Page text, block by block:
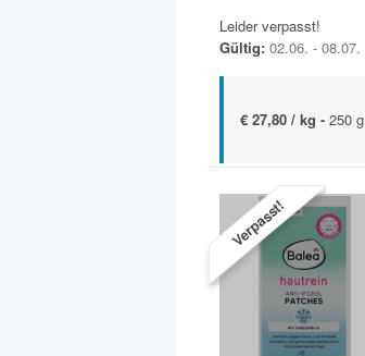
Leider verpasst!
Gültig: 02.06. - 08.07.
€ 27,80 / kg - 250 g
Verpasst!